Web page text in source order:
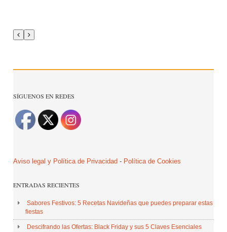
SÍGUENOS EN REDES
Aviso legal y Política de Privacidad - Política de Cookies
ENTRADAS RECIENTES
Sabores Festivos: 5 Recetas Navideñas que puedes preparar estas
fiestas
Descifrando las Ofertas: Black Friday y sus 5 Claves Esenciales